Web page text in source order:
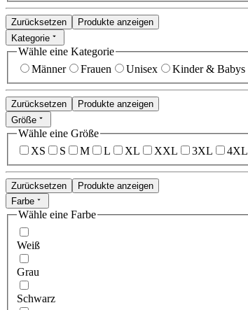
Zurücksetzen
Produkte anzeigen
Kategorie
Wähle eine Kategorie
Männer
Frauen Unisex Kinder & Babys
Zurücksetzen
Produkte anzeigen
Größe
Wähle eine Größe
XS
S M L XL XXL 3XL 4XL
Zurücksetzen
Produkte anzeigen
Farbe
Wähle eine Farbe
Weiß
Grau
Schwarz